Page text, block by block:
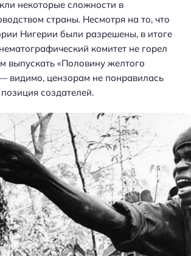
некоторые сложности в
страны. Несмотря на то, что
Нигерии были разрешены, в итоге
комитет не горел
выпускать «Половину желтого
видимо, цензорам не понравилась
создателей.